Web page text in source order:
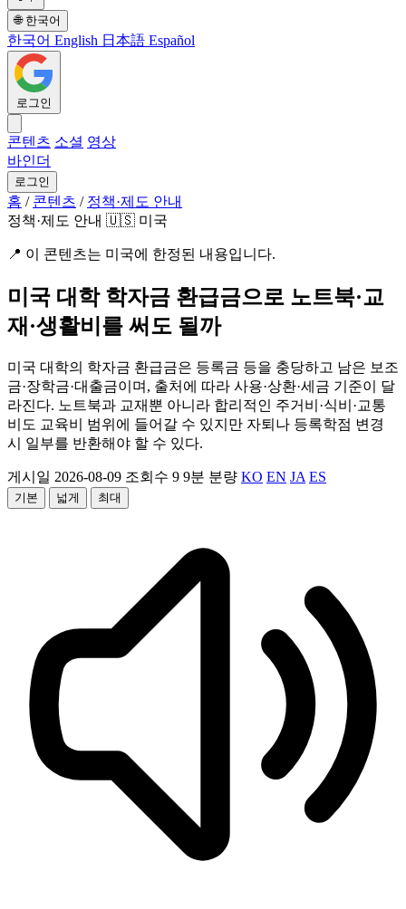
🌐 한국어
한국어 English 日本語 Español
로그인
콘텐츠 소셜 영상
바인더
로그인
홈 / 콘텐츠 / 정책·제도 안내
정책·제도 안내 🇺🇸 미국
📍 이 콘텐츠는 미국에 한정된 내용입니다.
미국 대학 학자금 환급금으로 노트북·교
재·생활비를 써도 될까
미국 대학의 학자금 환급금은 등록금 등을 충당하고 남은 보조
금·장학금·대출금이며, 출처에 따라 사용·상환·세금 기준이 달
라진다. 노트북과 교재뿐 아니라 합리적인 주거비·식비·교통
비도 교육비 범위에 들어갈 수 있지만 자퇴나 등록학점 변경
시 일부를 반환해야 할 수 있다.
게시일 2026-08-09 조회수 9 9분 분량 KO EN JA ES
기본 넓게 최대